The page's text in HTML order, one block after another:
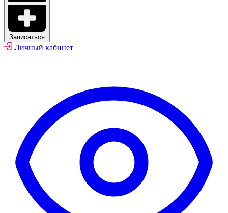
Записаться
Личный кабинет